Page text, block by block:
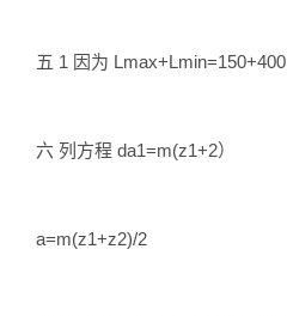
五 1 因为 Lmax+Lmin=150+400
六 列方程 da1=m(z1+2）
a=m(z1+z2)/2